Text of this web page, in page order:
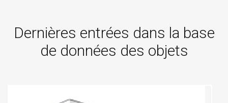
Dernières entrées dans la base
de données des objets